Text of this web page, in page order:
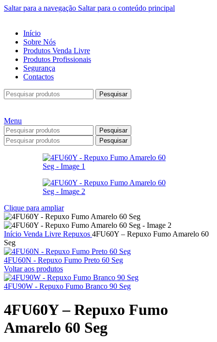
Saltar para a navegação Saltar para o conteúdo principal
Início
Sobre Nós
Produtos Venda Livre
Produtos Profissionais
Segurança
Contactos
Pesquisar
Menu
Pesquisar
Pesquisar
Clique para ampliar
Início Venda Livre Repuxos 4FU60Y – Repuxo Fumo Amarelo 60
Seg
4FU60N - Repuxo Fumo Preto 60 Seg
Voltar aos produtos
4FU90W - Repuxo Fumo Branco 90 Seg
4FU60Y – Repuxo Fumo
Amarelo 60 Seg